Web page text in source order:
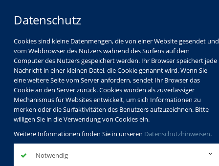
Datenschutz
Cookies sind kleine Datenmengen, die von einer Website gesendet und
vom Webbrowser des Nutzers während des Surfens auf dem
Computer des Nutzers gespeichert werden. Ihr Browser speichert jede
Nachricht in einer kleinen Datei, die Cookie genannt wird. Wenn Sie
eine weitere Seite vom Server anfordern, sendet Ihr Browser das
Cookie an den Server zurück. Cookies wurden als zuverlässiger
Mechanismus für Websites entwickelt, um sich Informationen zu
merken oder die Surfaktivitäten des Benutzers aufzuzeichnen. Bitte
willigen Sie in die Verwendung von Cookies ein.
Weitere Informationen finden Sie in unseren Datenschutzhinweisen.
Notwendig
Programm
Schulabschlüsse
Schulkindbetreuung
Service